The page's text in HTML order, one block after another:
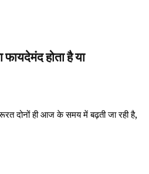
होता है या
दोनों ही आज के समय में बढ़ती जा रही है,